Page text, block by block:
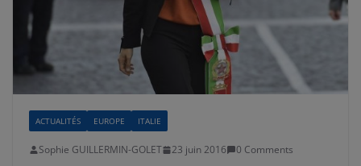
ACTUALITÉS EUROPE ITALIE
Sophie GUILLERMIN-GOLET 23 juin 2016 0 Comments